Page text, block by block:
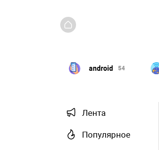
android 54
Лента
Популярное